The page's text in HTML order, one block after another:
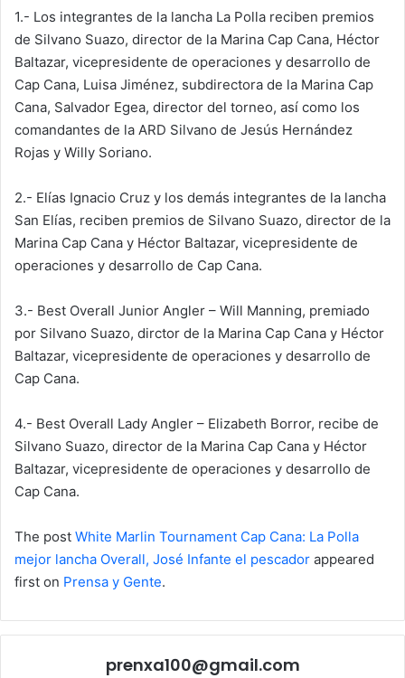
1.- Los integrantes de la lancha La Polla reciben premios
de Silvano Suazo, director de la Marina Cap Cana, Héctor
Baltazar, vicepresidente de operaciones y desarrollo de
Cap Cana, Luisa Jiménez, subdirectora de la Marina Cap
Cana, Salvador Egea, director del torneo, así como los
comandantes de la ARD Silvano de Jesús Hernández
Rojas y Willy Soriano.
2.- Elías Ignacio Cruz y los demás integrantes de la lancha
San Elías, reciben premios de Silvano Suazo, director de la
Marina Cap Cana y Héctor Baltazar, vicepresidente de
operaciones y desarrollo de Cap Cana.
3.- Best Overall Junior Angler – Will Manning, premiado
por Silvano Suazo, dirctor de la Marina Cap Cana y Héctor
Baltazar, vicepresidente de operaciones y desarrollo de
Cap Cana.
4.- Best Overall Lady Angler – Elizabeth Borror, recibe de
Silvano Suazo, director de la Marina Cap Cana y Héctor
Baltazar, vicepresidente de operaciones y desarrollo de
Cap Cana.
The post White Marlin Tournament Cap Cana: La Polla
mejor lancha Overall, José Infante el pescador appeared
first on Prensa y Gente.
prenxa100@gmail.com